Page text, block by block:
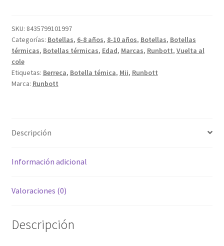
Munté
Basset
cantidad
SKU: 8435799101997
Categorías: Botellas, 6-8 años, 8-10 años, Botellas, Botellas
térmicas, Botellas térmicas, Edad, Marcas, Runbott, Vuelta al
cole
Etiquetas: Berreca, Botella témica, Mii, Runbott
Marca: Runbott
Descripción
Información adicional
Valoraciones (0)
Descripción